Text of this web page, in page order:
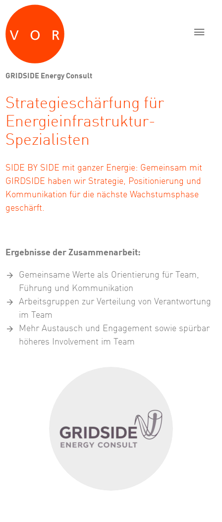
Zum Inhalt springen
Zur Navigation springen
Zum Fußbereich und Kontakt springen
GRIDSIDE Energy Consult
Strategie­schärfung für
Energie­infra­struktur-
Spezialisten
SIDE BY SIDE mit ganzer Energie: Gemeinsam mit
GIRDSIDE haben wir Strategie, Positionierung und
Kommunikation für die nächste Wachstumsphase
geschärft.
Ergebnisse der Zusammenarbeit:
Gemeinsame Werte als Orientierung für Team,
Führung und Kommunikation
Arbeitsgruppen zur Verteilung von Verantwortung
im Team
Mehr Austausch und Engagement sowie spürbar
höheres Involvement im Team